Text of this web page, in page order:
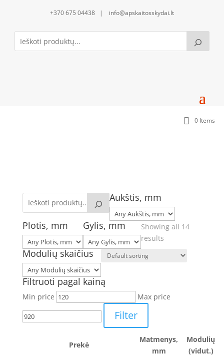
+370 675 04438 | info@apskaitosskydai.lt
0 Items
Aukštis, mm
Plotis, mm Gylis, mm
Modulių skaičius
Filtruoti pagal kainą
Min price Max price
Filter
Showing all 14
results
Prekė
Matmenys,
mm
Modulių
(vidut.)